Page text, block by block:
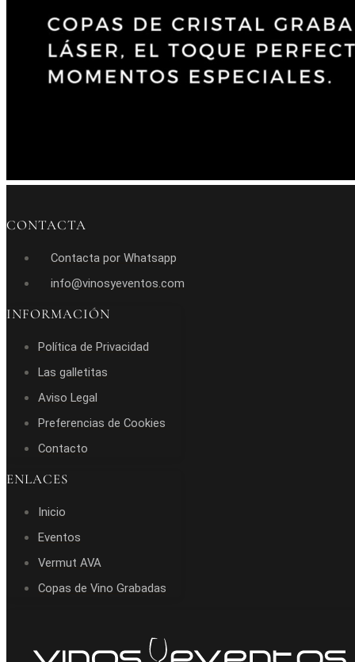
CONTACTA
Contacta por Whatsapp
info@vinosyeventos.com
INFORMACIÓN
Política de Privacidad
Las galletitas
Aviso Legal
Preferencias de Cookies
Contacto
ENLACES
Inicio
Eventos
Vermut AVA
Copas de Vino Grabadas